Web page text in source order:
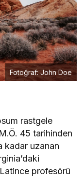
Fotoğraf: John Doe
rastgele
45 tarihinden
kadar uzanan
profesörü